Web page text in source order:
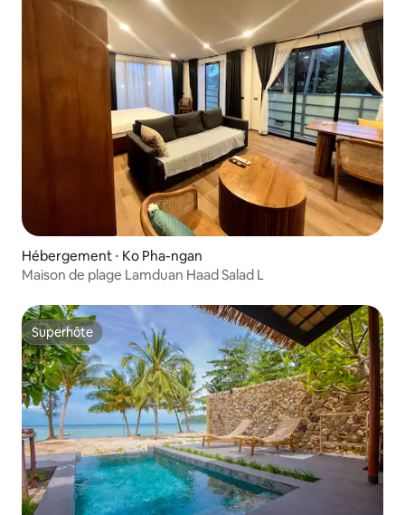
Hébergement ⋅ Ko Pha-ngan
Maison de plage Lamduan Haad Salad L
Superhôte
Superhôte